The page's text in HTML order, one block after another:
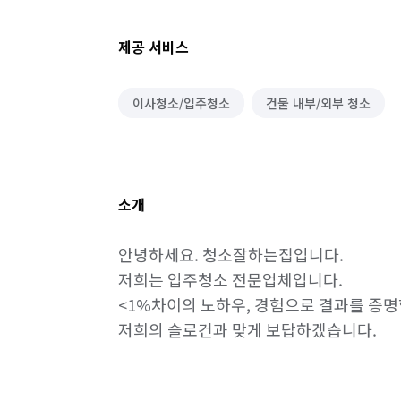
제공 서비스
이사청소/입주청소 건물 내부/외부 청소
소개
안녕하세요. 청소잘하는집입니다.
저희는 입주청소 전문업체입니다.
<1%차이의 노하우, 경험으로 결과를 증